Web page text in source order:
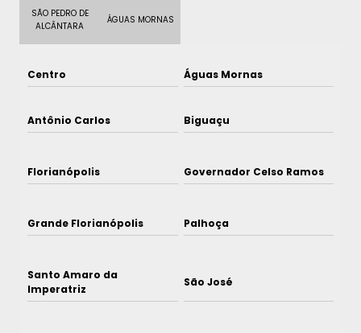
SÃO PEDRO DE
ALCÂNTARA
ÁGUAS MORNAS
Centro Águas Mornas
Antônio Carlos Biguaçu
Florianópolis Governador Celso Ramos
Grande Florianópolis Palhoça
Santo Amaro da
Imperatriz
São José